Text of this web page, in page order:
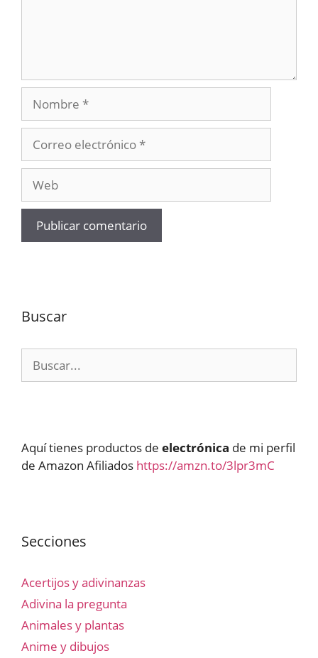
Nombre
electrónico
Buscar
Aquí tienes productos de electrónica de mi perfil
de Amazon Afiliados https://amzn.to/3lpr3mC
Secciones
Acertijos y adivinanzas
Adivina la pregunta
Animales y plantas
Anime y dibujos